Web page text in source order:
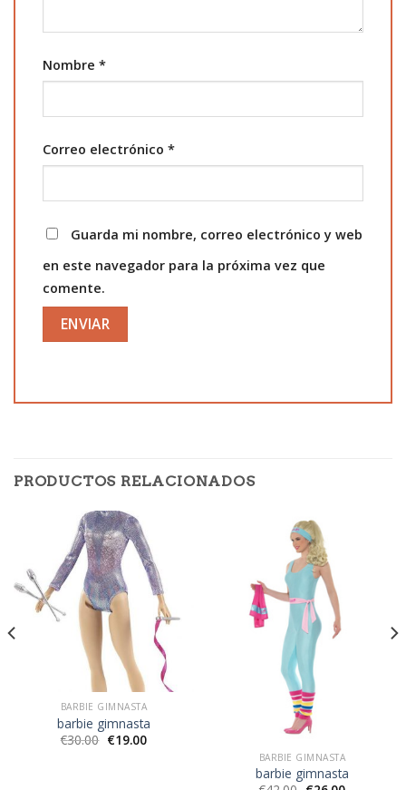
Nombre *
Correo electrónico *
Guarda mi nombre, correo electrónico y web
en este navegador para la próxima vez que
comente.
PRODUCTOS RELACIONADOS
BARBIE GIMNASTA
barbie gimnasta
€30.00 €19.00
BARBIE GIMNASTA
barbie gimnasta